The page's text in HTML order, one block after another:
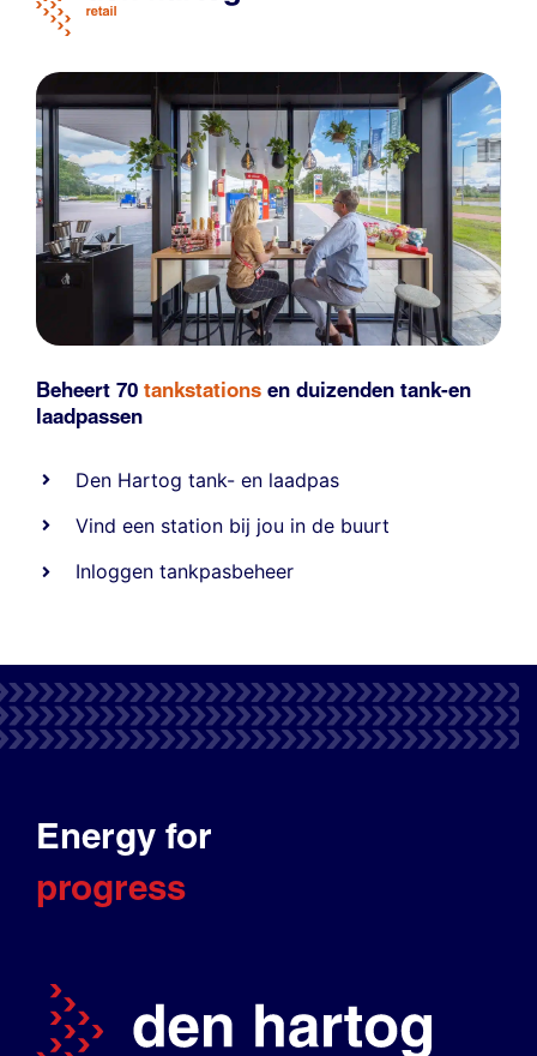
Beheert 70 tankstations en duizenden tank-en
laadpassen
Den Hartog tank- en laadpas
Vind een station bij jou in de buurt
Inloggen tankpasbeheer
Energy for
progress